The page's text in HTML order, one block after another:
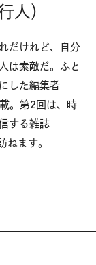
人）
だけれど、自分
は素敵だ。ふと
した編集者
。第2回は、時
する雑誌
ねます。